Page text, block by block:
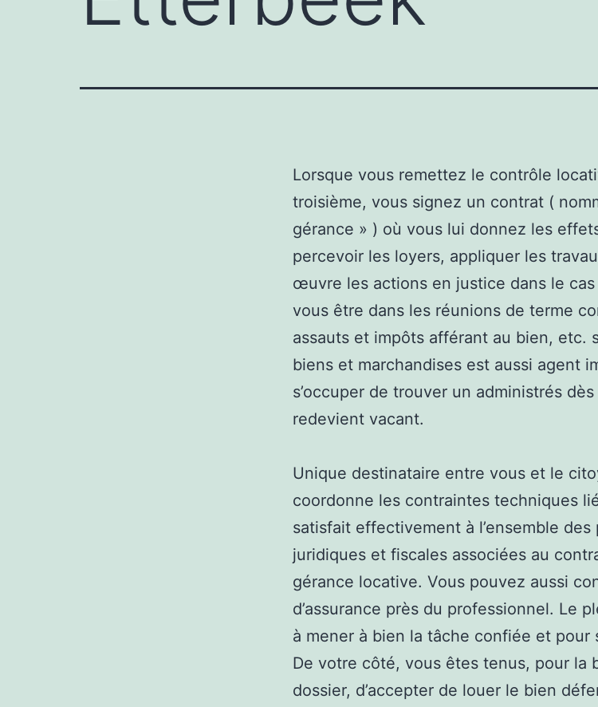
Lorsque vous remettez le contrôle
troisième, vous signez un contrat (
gérance » ) où vous lui donnez les
percevoir les loyers, appliquer les
œuvre les actions en justice dans le
vous être dans les réunions de terme
assauts et impôts afférant au bien, etc.
biens et marchandises est aussi agent
s’occuper de trouver un administrés
redevient vacant.
Unique destinataire entre vous et le
coordonne les contraintes techniques
satisfait effectivement à l’ensemble
juridiques et fiscales associées au
gérance locative. Vous pouvez aussi
d’assurance près du professionnel. Le
à mener à bien la tâche confiée et pour
De votre côté, vous êtes tenus, pour la
dossier, d’accepter de louer le bien